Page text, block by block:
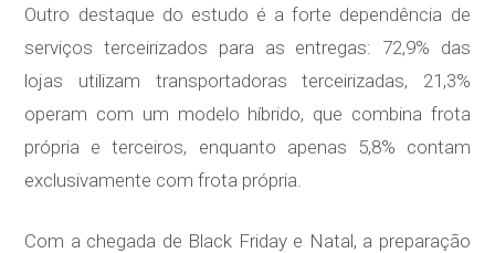
Outro destaque do estudo é a forte dependência de
serviços terceirizados para as entregas: 72,9% das
lojas utilizam transportadoras terceirizadas, 21,3%
operam com um modelo híbrido, que combina frota
própria e terceiros, enquanto apenas 5,8% contam
exclusivamente com frota própria.
Com a chegada de Black Friday e Natal, a preparação